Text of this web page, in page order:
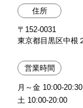
住所
〒152-0031
東京都目黒区中根
営業時間
月～金 10:00-20:30
土 10:00-20:00